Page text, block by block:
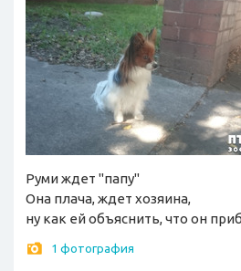
Руми ждет "папу"
Она плача, ждет хозяина,
ну как ей объяснить, что он
1 фотография